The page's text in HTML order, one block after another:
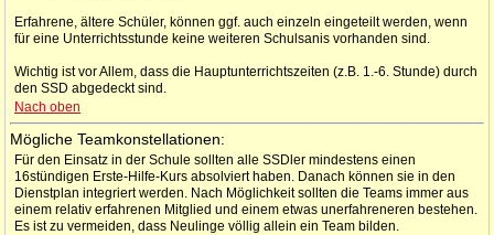
Erfahrene, ältere Schüler, können ggf. auch einzeln eingeteilt werden, wenn
für eine Unterrichtsstunde keine weiteren Schulsanis vorhanden sind.
Wichtig ist vor Allem, dass die Hauptunterrichtszeiten (z.B. 1.-6. Stunde) durch
den SSD abgedeckt sind.
Nach oben
Mögliche Teamkonstellationen:
Für den Einsatz in der Schule sollten alle SSDler mindestens einen
16stündigen Erste-Hilfe-Kurs absolviert haben. Danach können sie in den
Dienstplan integriert werden. Nach Möglichkeit sollten die Teams immer aus
einem relativ erfahrenen Mitglied und einem etwas unerfahreneren bestehen.
Es ist zu vermeiden, dass Neulinge völlig allein ein Team bilden.